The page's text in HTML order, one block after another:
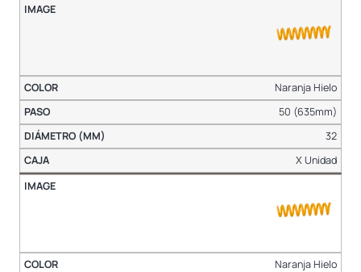
Naranja Hielo
50 (635mm)
32
X Unidad
Naranja Hielo